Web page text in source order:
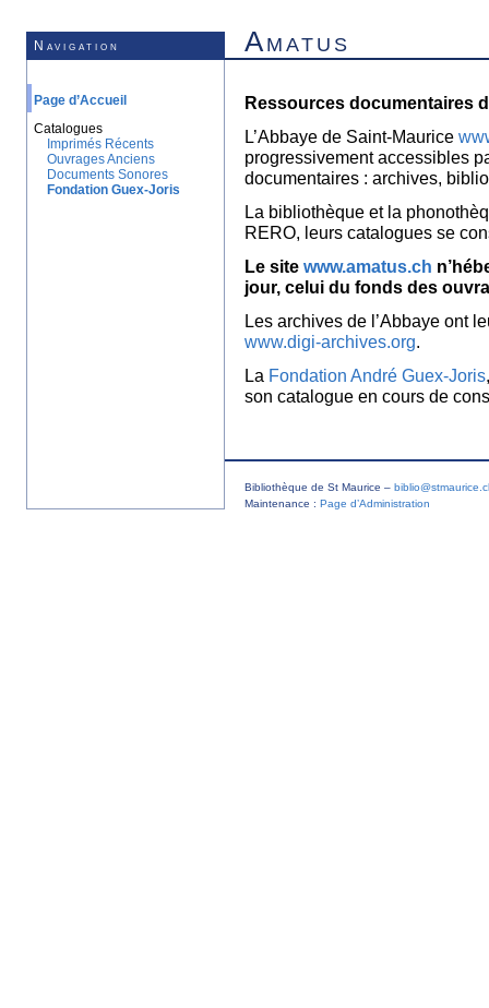
Navigation Amatus
Page d’Accueil
Catalogues
Imprimés Récents
Ouvrages Anciens
Documents Sonores
Fondation Guex-Joris
Ressources documentaires
L’Abbaye de Saint-Maurice
progressivement accessibles
documentaires : archives,
La bibliothèque et la
RERO, leurs catalogues se
Le site www.amatus.ch
jour, celui du fonds des
Les archives de l’Abbaye ont
www.digi-archives.org.
La Fondation André Guex-Joris
son catalogue en cours de
Bibliothèque de St Maurice –
Maintenance : Page d’Administration